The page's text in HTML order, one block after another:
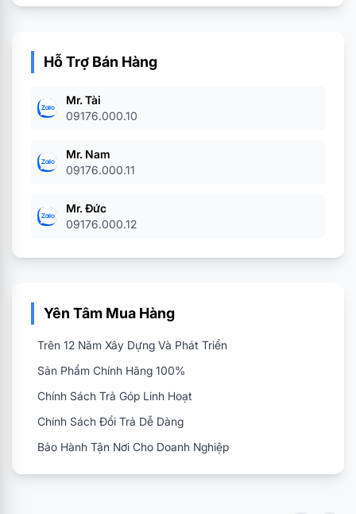
Hỗ Trợ Bán Hàng
Mr. Tài
09176.000.10
Mr. Nam
09176.000.11
Mr. Đức
09176.000.12
Yên Tâm Mua Hàng
Trên 12 Năm Xây Dựng Và Phát Triển
Sản Phẩm Chính Hãng 100%
Chính Sách Trả Góp Linh Hoạt
Chính Sách Đổi Trả Dễ Dàng
Bảo Hành Tận Nơi Cho Doanh Nghiệp